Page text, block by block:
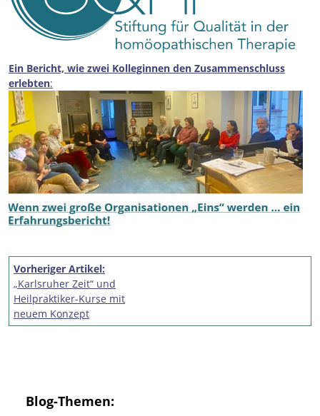
Ein Bericht, wie zwei Kolleginnen den Zusammenschluss
erlebten:
Beitragsnavigation
Vorheriger Artikel:
„Karlsruher Zeit“ und
Heilpraktiker-Kurse mit
neuem Konzept
Blog-Themen: